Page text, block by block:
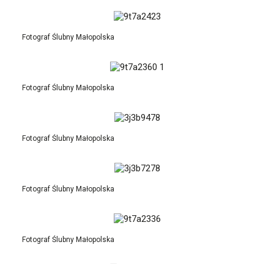
Fotograf Ślubny Małopolska
Fotograf Ślubny Małopolska
Fotograf Ślubny Małopolska
Fotograf Ślubny Małopolska
Fotograf Ślubny Małopolska